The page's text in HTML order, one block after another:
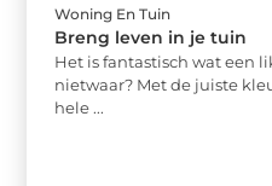
Woning En Tuin
Breng leven in je tuin
Het is fantastisch wat een
nietwaar? Met de juiste
hele ...